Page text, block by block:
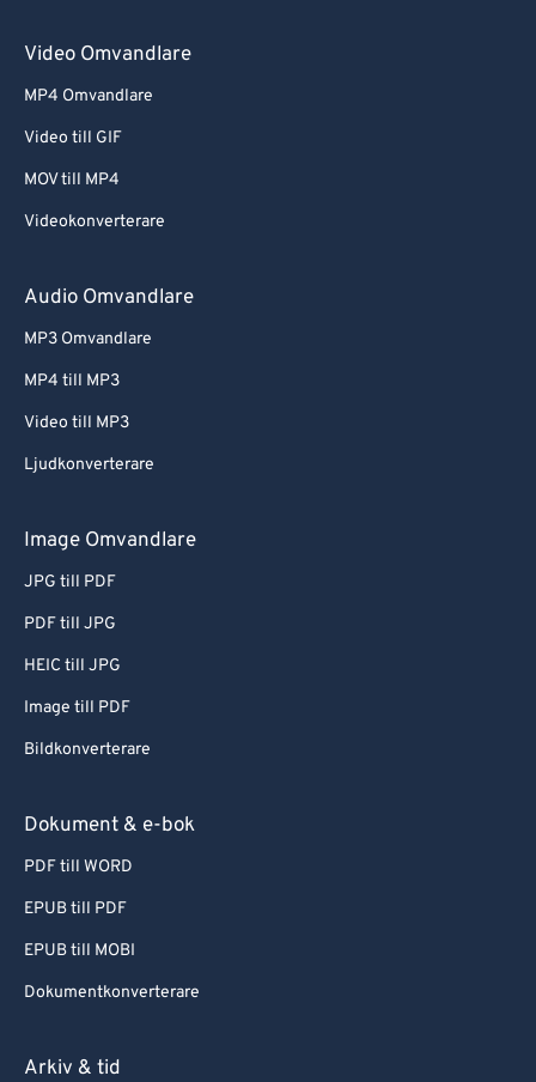
Video Omvandlare
MP4 Omvandlare
Video till GIF
MOV till MP4
Videokonverterare
Audio Omvandlare
MP3 Omvandlare
MP4 till MP3
Video till MP3
Ljudkonverterare
Image Omvandlare
JPG till PDF
PDF till JPG
HEIC till JPG
Image till PDF
Bildkonverterare
Dokument & e-bok
PDF till WORD
EPUB till PDF
EPUB till MOBI
Dokumentkonverterare
Arkiv & tid